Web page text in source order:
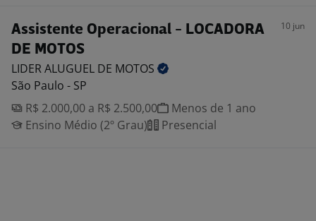
Assistente Operacional - LOCADORA
DE MOTOS
10 jun
LIDER ALUGUEL DE MOTOS
São Paulo - SP
R$ 2.000,00 a R$ 2.500,00
Menos de 1 ano
Ensino Médio (2º Grau)
Presencial